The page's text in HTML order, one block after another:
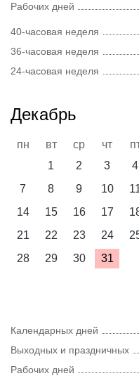
Рабочих дней
40-часовая неделя
36-часовая неделя
24-часовая неделя
Декабрь
пн вт ср чт
1
2 3 4
7
8 9 10
14
15 16 17
21
22 23 24
28
29 30 31
Календарных дней
Выходных и праздничных
Рабочих дней